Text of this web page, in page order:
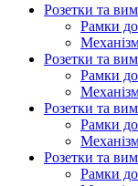
Розетки та
Рамки
Розетки та
Рамки
Розетки та
Рамки
Розетки та
Рамки до